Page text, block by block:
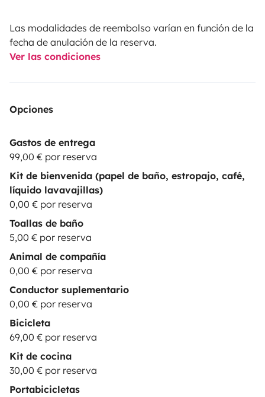
Topcaravaning se reserva el derecho a sustituir el
vehículo por otro de la misma o superior categoría,
respetando siempre el número de plazas. Esto no
reservas las gestiona Yescapa. Cualquier duda
Yescapa. El chat lo gestionamos la empresa de alquiler
de autocaravanas y campers.
el anuncio son orientativas. Puede haber variaciones
en la configuración del vehículo, siempre respetando el
número de plazas y la distribución.
Las modalidades de reembolso varían en función de la
fecha de anulación de la reserva.
Ver las condiciones
Opciones
Gastos de entrega
99,00 € por reserva
Kit de bienvenida (papel de baño, estropajo, café,
líquido lavavajillas)
0,00 € por reserva
Toallas de baño
5,00 € por reserva
Animal de compañía
0,00 € por reserva
Conductor suplementario
0,00 € por reserva
Bicicleta
69,00 € por reserva
Kit de cocina
30,00 € por reserva
Portabicicletas